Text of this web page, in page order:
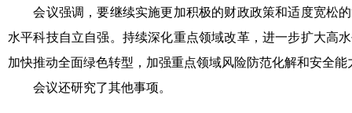
会议强调，要继续实施更加积极的财政政策和适度宽松的
水平科技自立自强。持续深化重点领域改革，进一步扩大高
加快推动全面绿色转型，加强重点领域风险防范化解和安全
会议还研究了其他事项。